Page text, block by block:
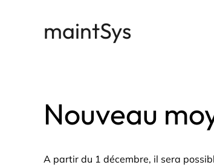
maintSys
Nouveau
A partir du 1 décembre, il sera